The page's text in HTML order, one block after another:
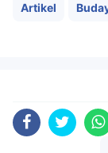
Artikel